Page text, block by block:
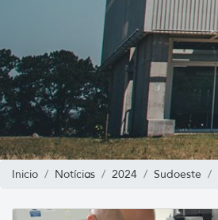
Inicio Notícias 2024 Sudoeste